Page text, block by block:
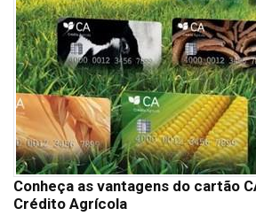
Conheça as vantagens do cartão
Crédito Agrícola